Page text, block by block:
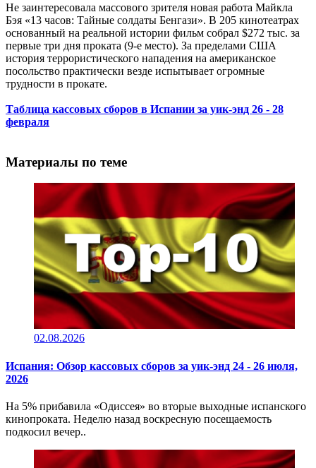
Не заинтересовала массового зрителя новая работа Майкла
Бэя «13 часов: Тайные солдаты Бенгази». В 205 кинотеатрах
основанный на реальной истории фильм собрал $272 тыс. за
первые три дня проката (9-е место). За пределами США
история террористического нападения на американское
посольство практически везде испытывает огромные
трудности в прокате.
Таблица кассовых сборов в Испании за уик-энд 26 - 28
февраля
Материалы по теме
02.08.2026
Испания: Обзор кассовых сборов за уик-энд 24 - 26 июля,
2026
На 5% прибавила «Одиссея» во вторые выходные испанского
кинопроката. Неделю назад воскресную посещаемость
подкосил вечер..